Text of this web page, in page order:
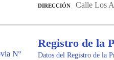
DIRECCIÓN Calle Los
Registro de la
Datos del Registro de la